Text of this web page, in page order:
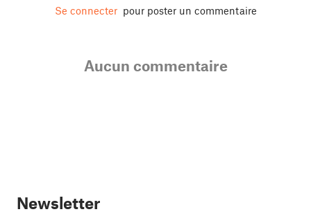
Se connecter pour poster un commentaire
Aucun commentaire
Newsletter